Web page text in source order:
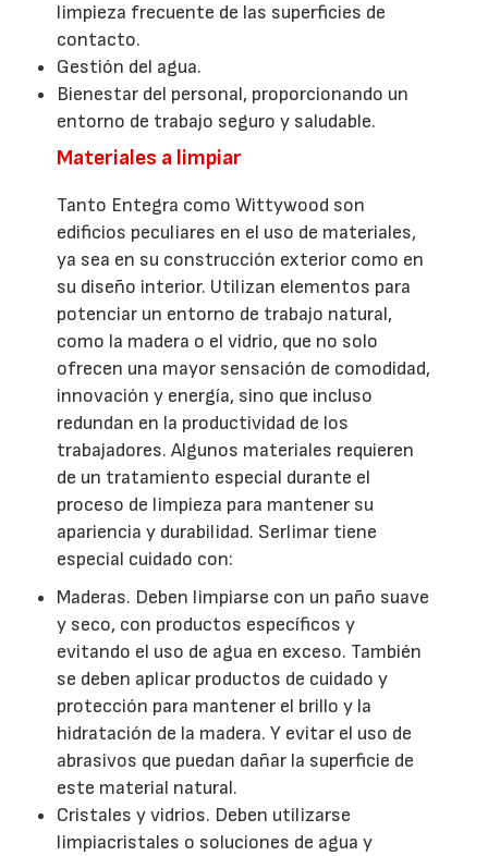
limpieza frecuente de las superficies de
contacto.
Gestión del agua.
Bienestar del personal, proporcionando un
entorno de trabajo seguro y saludable.
Materiales a limpiar
Tanto Entegra como Wittywood son
edificios peculiares en el uso de materiales,
ya sea en su construcción exterior como en
su diseño interior. Utilizan elementos para
potenciar un entorno de trabajo natural,
como la madera o el vidrio, que no solo
ofrecen una mayor sensación de comodidad,
innovación y energía, sino que incluso
redundan en la productividad de los
trabajadores. Algunos materiales requieren
de un tratamiento especial durante el
proceso de limpieza para mantener su
apariencia y durabilidad. Serlimar tiene
especial cuidado con:
Maderas. Deben limpiarse con un paño suave
y seco, con productos específicos y
evitando el uso de agua en exceso. También
se deben aplicar productos de cuidado y
protección para mantener el brillo y la
hidratación de la madera. Y evitar el uso de
abrasivos que puedan dañar la superficie de
este material natural.
Cristales y vidrios. Deben utilizarse
limpiacristales o soluciones de agua y